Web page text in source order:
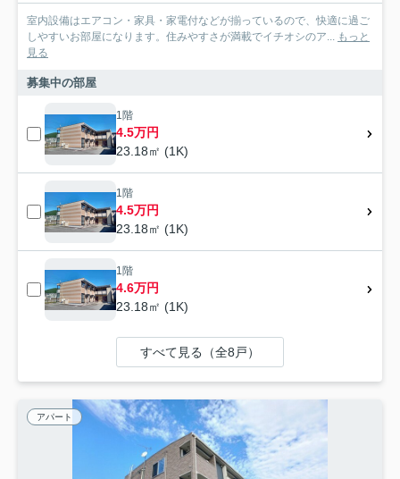
室内設備はエアコン・家具・家電付などが揃っているので、快適に過ご
しやすいお部屋になります。住みやすさが満載でイチオシのア... もっと
見る
募集中の部屋
1階
4.5万円
23.18㎡ (1K)
1階
4.5万円
23.18㎡ (1K)
1階
4.6万円
23.18㎡ (1K)
すべて見る（全8戸）
アパート